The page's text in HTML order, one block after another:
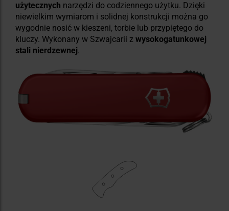
użytecznych narzędzi do codziennego użytku. Dzięki
niewielkim wymiarom i solidnej konstrukcji można go
wygodnie nosić w kieszeni, torbie lub przypiętego do
kluczy. Wykonany w Szwajcarii z wysokogatunkowej
stali nierdzewnej.